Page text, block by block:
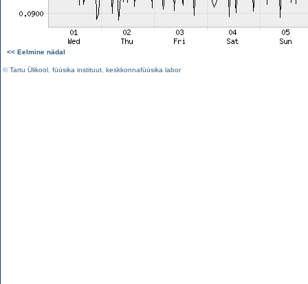
<< Eelmine nädal
©Tartu Ülikool füüsika instituut keskkonnafüüsika labor